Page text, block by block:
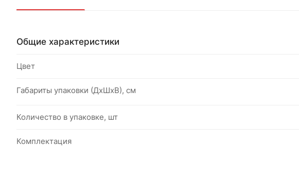
Общие характеристики
Цвет
Габариты упаковки (ДхШхВ), см
Количество в упаковке, шт
Комплектация